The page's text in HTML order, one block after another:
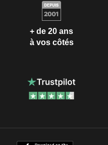
+ de 20 ans
à vos côtés